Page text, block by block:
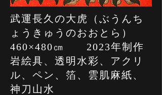
武運長久の大虎（ぶうんち
ょうきゅうのおおとら）
460×480㎝ 2023年制作
岩絵具、透明水彩、アクリ
ル、ペン、箔、雲肌麻紙、
神刀山水